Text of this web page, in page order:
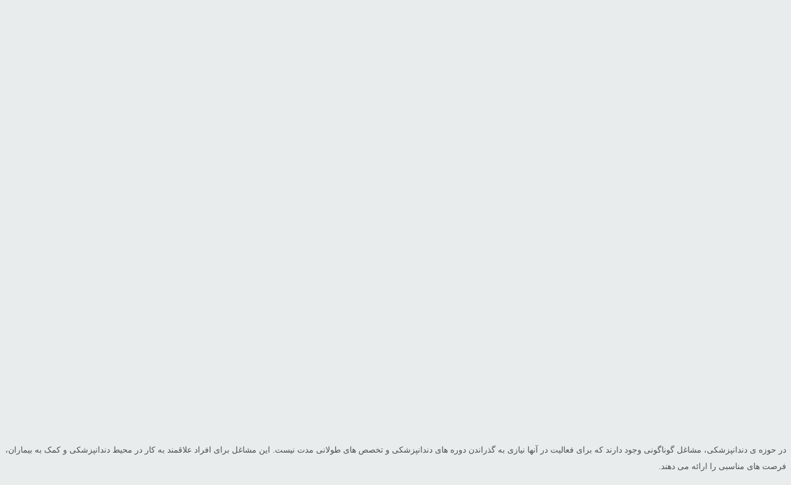
در حوزه ی دندانپزشکی، مشاغل گوناگونی وجود دارند که برای فعالیت در آنها نیازی به گذراندن دوره های دندانپزشکی و تخصص های طولانی مدت نیست. این مشاغل برای افراد علاقمند به کار در محیط دندانپزشکی و کمک به بیماران،
فرصت های مناسبی را ارائه می دهند.